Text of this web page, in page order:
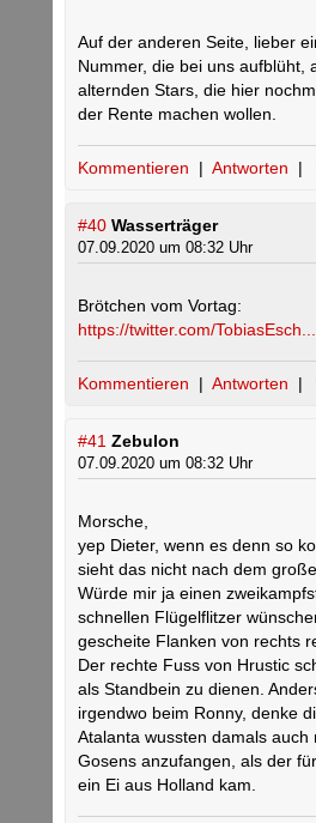
Auf der anderen Seite, lieber
Nummer, die bei uns aufblüht,
alternden Stars, die hier
der Rente machen wollen.
Kommentieren | Antworten |
#40 Wasserträger
07.09.2020 um 08:32 Uhr
Brötchen vom Vortag:
https://twitter.com/
Kommentieren | Antworten |
#41 Zebulon
07.09.2020 um 08:32 Uhr
Morsche,
yep Dieter, wenn es denn so
sieht das nicht nach dem
Würde mir ja einen
schnellen Flügelflitzer
gescheite Flanken von rechts
Der rechte Fuss von Hrustic
als Standbein zu dienen.
irgendwo beim Ronny, denke
Atalanta wussten damals auch
Gosens anzufangen, als der
ein Ei aus Holland kam.